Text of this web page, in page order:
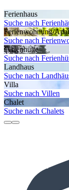
Ferienhaus
Suche nach
Ferienwohnung/
Suche nach
Ferienhütte
Suche nach
Landhaus
Suche nach
Villa
Suche nach Villen
Chalet
Suche nach Chalets